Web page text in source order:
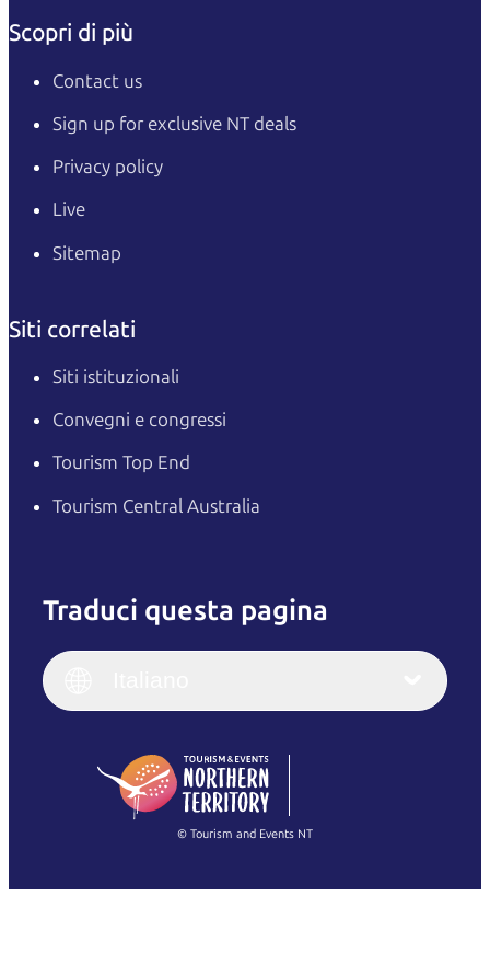
Scopri di più
Contact us
Sign up for exclusive NT deals
Privacy policy
Live
Sitemap
Siti correlati
Siti istituzionali
Convegni e congressi
Tourism Top End
Tourism Central Australia
Traduci questa pagina
English
(Singapore)
Français
Italiano
繁體中文
© Tourism and Events NT